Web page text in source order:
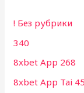
! Без рубрики
340
8xbet App 268
8xbet App Tai